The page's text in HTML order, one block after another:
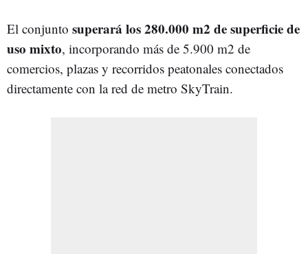
El conjunto superará los 280.000 m2 de superficie de
uso mixto, incorporando más de 5.900 m2 de
comercios, plazas y recorridos peatonales conectados
directamente con la red de metro SkyTrain.